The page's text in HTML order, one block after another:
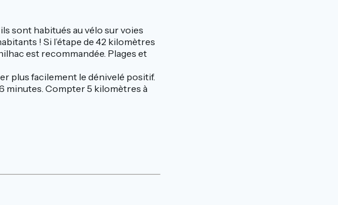
sont habitués au vélo sur voies
! Si l’étape de 42 kilomètres
est recommandée. Plages et
plus facilement le dénivelé positif.
minutes. Compter 5 kilomètres à